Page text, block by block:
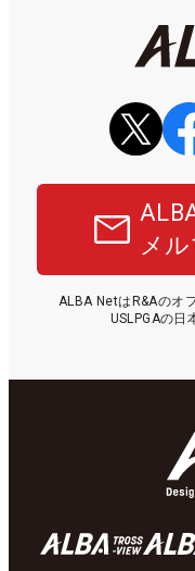
メ
ALBA NetはR&Aのオ
USLPGAの日